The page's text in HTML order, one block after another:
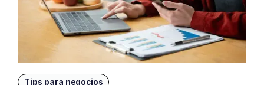
Tips para negocios